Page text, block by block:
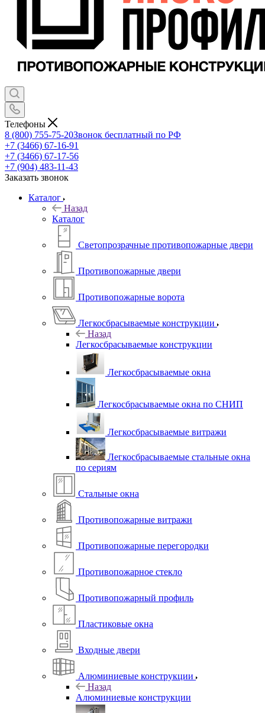
Телефоны
8 (800) 755-75-20Звонок бесплатный по РФ
+7 (3466) 67-16-91
+7 (3466) 67-17-56
+7 (904) 483-11-43
Заказать звонок
Каталог
Назад
Каталог
Светопрозрачные противопожарные двери
Противопожарные двери
Противопожарные ворота
Легкосбрасываемые конструкции
Назад
Легкосбрасываемые конструкции
Легкосбрасываемые окна
Легкосбрасываемые окна по СНИП
Легкосбрасываемые витражи
Легкосбрасываемые стальные окна
по сериям
Стальные окна
Противопожарные витражи
Противопожарные перегородки
Противопожарное стекло
Противопожарный профиль
Пластиковые окна
Входные двери
Алюминиевые конструкции
Назад
Алюминиевые конструкции